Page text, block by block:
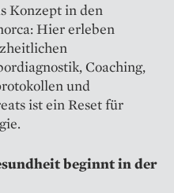
Konzept in den
Hier erleben
Coaching,
und
ist ein Reset für
beginnt in der